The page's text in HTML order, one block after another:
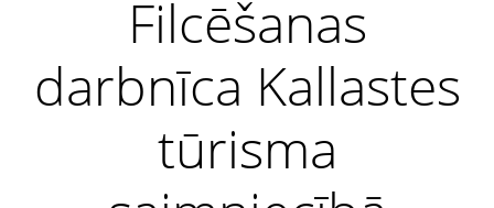
Filcēšanas
darbnīca Kallastes
tūrisma